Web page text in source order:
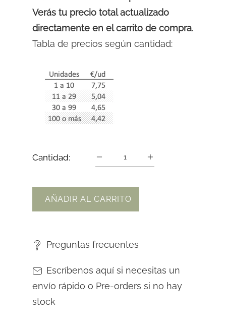
Verás tu precio total actualizado
directamente en el carrito de compra.
Tabla de precios según cantidad:
Cantidad:
AÑADIR AL CARRITO
Preguntas frecuentes
Escríbenos aquí si necesitas un
envío rápido o Pre-orders si no hay
stock